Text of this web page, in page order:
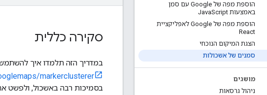
הוספת מפה של Google עם סמן
באמצעות Java Script
הוספת מפה של Google לאפליקציית
React
הצגת המיקום הנוכחי
סמנים של אשכולות
מושגים
ניהול גרסאות
סקירה כללית
במדריך הזה תלמדו איך
markerclusterer
בסמיכות רבה באשכול, ולפשט